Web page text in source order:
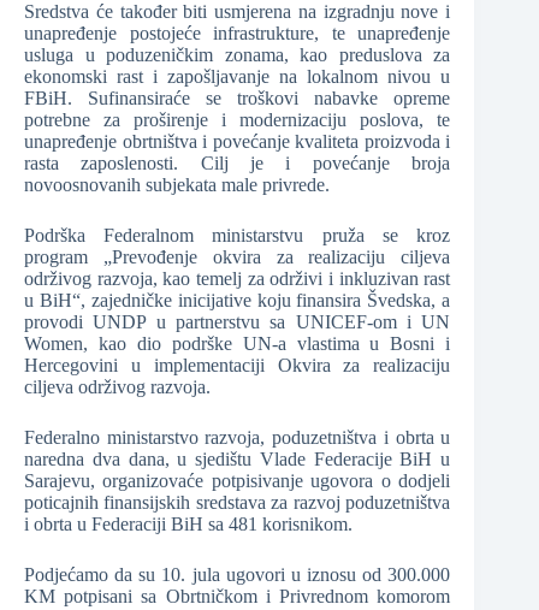
Sredstva će također biti usmjerena na izgradnju nove i
unapređenje postojeće infrastrukture, te unapređenje
usluga u poduzeničkim zonama, kao preduslova za
ekonomski rast i zapošljavanje na lokalnom nivou u
FBiH. Sufinansiraće se troškovi nabavke opreme
potrebne za proširenje i modernizaciju poslova, te
unapređenje obrtništva i povećanje kvaliteta proizvoda i
rasta zaposlenosti. Cilj je i povećanje broja
novoosnovanih subjekata male privrede.
Podrška Federalnom ministarstvu pruža se kroz
program „Prevođenje okvira za realizaciju ciljeva
održivog razvoja, kao temelj za održivi i inkluzivan rast
u BiH“, zajedničke inicijative koju finansira Švedska, a
provodi UNDP u partnerstvu sa UNICEF-om i UN
Women, kao dio podrške UN-a vlastima u Bosni i
Hercegovini u implementaciji Okvira za realizaciju
ciljeva održivog razvoja.
Federalno ministarstvo razvoja, poduzetništva i obrta u
naredna dva dana, u sjedištu Vlade Federacije BiH u
Sarajevu, organizovaće potpisivanje ugovora o dodjeli
poticajnih finansijskih sredstava za razvoj poduzetništva
i obrta u Federaciji BiH sa 481 korisnikom.
Podjećamo da su 10. jula ugovori u iznosu od 300.000
KM potpisani sa Obrtničkom i Privrednom komorom